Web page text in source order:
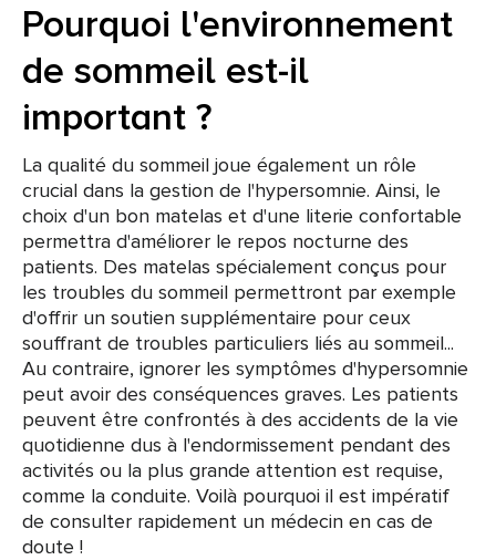
Pourquoi l'environnement
de sommeil est-il
important ?
La qualité du sommeil joue également un rôle
crucial dans la gestion de l'hypersomnie. Ainsi, le
choix d'un bon matelas et d'une literie confortable
permettra d'améliorer le repos nocturne des
patients. Des matelas spécialement conçus pour
les troubles du sommeil permettront par exemple
d'offrir un soutien supplémentaire pour ceux
souffrant de troubles particuliers liés au sommeil...
Au contraire, ignorer les symptômes d'hypersomnie
peut avoir des conséquences graves. Les patients
peuvent être confrontés à des accidents de la vie
quotidienne dus à l'endormissement pendant des
activités ou la plus grande attention est requise,
comme la conduite. Voilà pourquoi il est impératif
de consulter rapidement un médecin en cas de
doute !